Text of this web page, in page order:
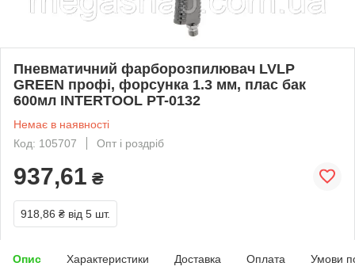
Пневматичний фарборозпилювач LVLP
GREEN профі, форсунка 1.3 мм, плас бак
600мл INTERTOOL PT-0132
Немає в наявності
Код: 105707
Опт і роздріб
937,61 ₴
918,86 ₴ від 5 шт.
Опис Характеристики Доставка Оплата Умови